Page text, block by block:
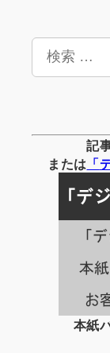
検
記
または 「
本紙